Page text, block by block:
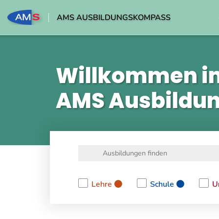
AMS AUSBILDUNGSKOMPASS
Willkommen
AMS
Lehre
Schule